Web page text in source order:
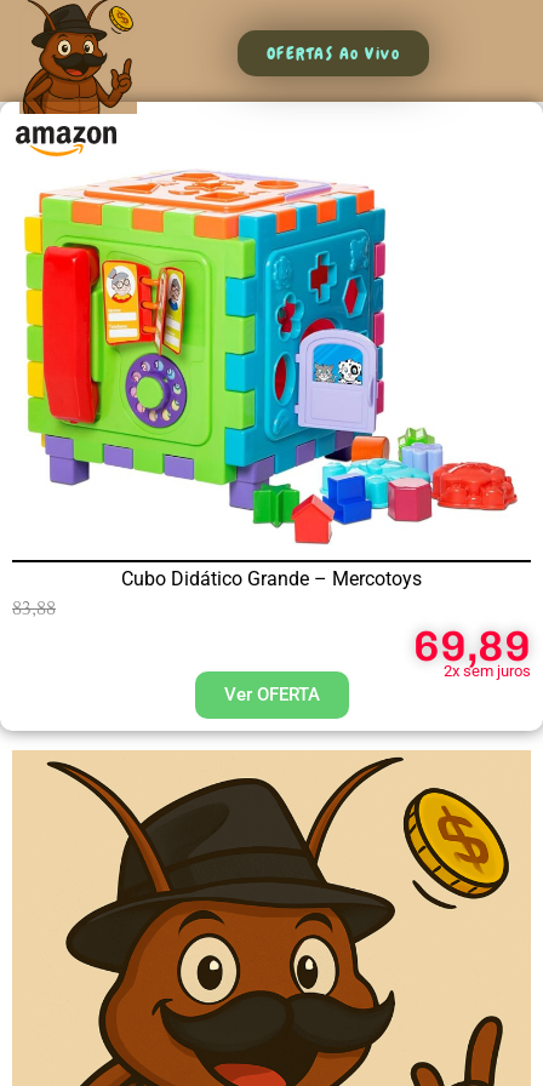
OFERTAS Ao Vivo
Cubo Didático Grande – Mercotoys
83,88
69,89
2x sem juros
Ver OFERTA